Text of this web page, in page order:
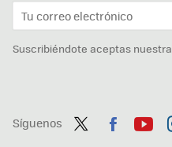
Suscribiéndote aceptas nuestra
Síguenos